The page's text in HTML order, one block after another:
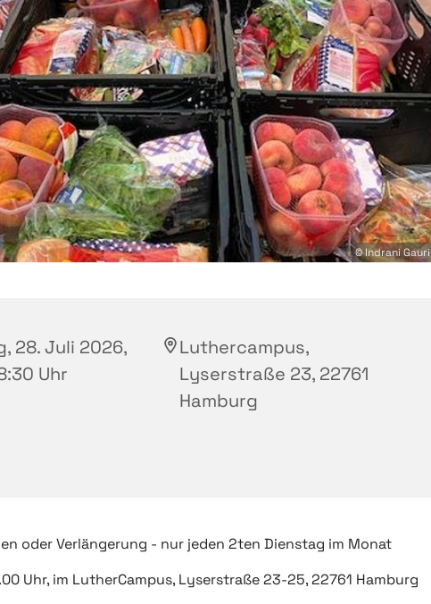
© Indrani Gauri
28. Juli 2026,
Uhr
Luthercampus,
Lyserstraße 23, 22761
Hamburg
oder Verlängerung - nur jeden 2ten Dienstag im Monat
Uhr, im LutherCampus, Lyserstraße 23-25, 22761 Hamburg